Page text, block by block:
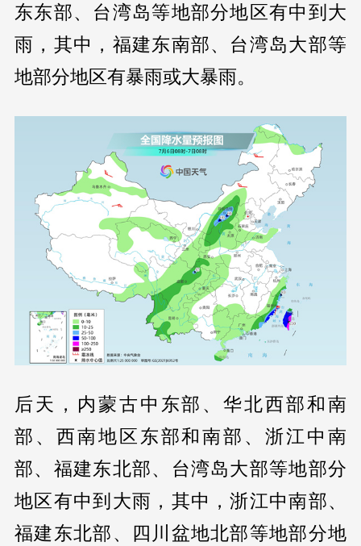
东东部、台湾岛等地部分地区有中到大
雨，其中，福建东南部、台湾岛大部等
地部分地区有暴雨或大暴雨。
后天，内蒙古中东部、华北西部和南
部、西南地区东部和南部、浙江中南
部、福建东北部、台湾岛大部等地部分
地区有中到大雨，其中，浙江中南部、
福建东北部、四川盆地北部等地部分地